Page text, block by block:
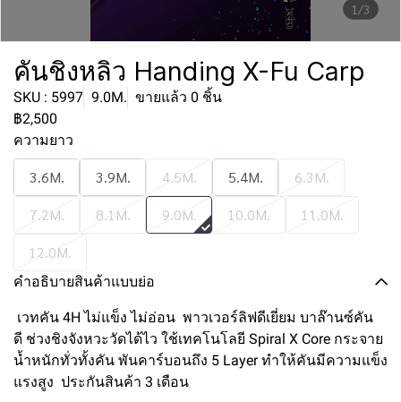
1/3
คันชิงหลิว Handing X-Fu Carp
SKU : 5997 9.0M. ขายแล้ว 0 ชิ้น
฿2,500
ความยาว
3.6M. 3.9M. 4.5M. 5.4M.
6.3M.
7.2M.
8.1M. 9.0M. 10.0M.
11.0M.
12.0M.
คำอธิบายสินค้าแบบย่อ
เวทคัน 4H ไม่แข็ง ไม่อ่อน พาวเวอร์ลิฟดีเยี่ยม บาล๊านซ์คัน
ดี ช่วงชิงจังหวะวัดได้ไว ใช้เทคโนโลยี Spiral X Core กระจาย
น้ำหนักทั่วทั้งคัน พันคาร์บอนถึง 5 Layer ทำให้คันมีความแข็ง
แรงสูง ประกันสินค้า 3 เดือน